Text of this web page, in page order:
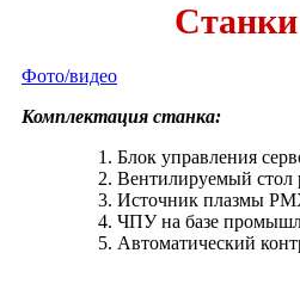
Фото/видео
Комплектация станка:
Блок управления
Вентилируемый стол
Источник плазмы
ЧПУ на базе
Автоматический